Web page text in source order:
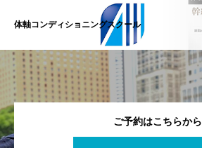
体軸コンディショニングスクール
ご予約はこちらから